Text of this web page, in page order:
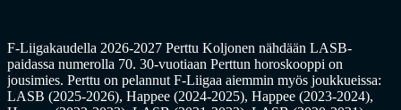
F-Liigakaudella 2026-2027 Perttu Koljonen nähdään LASB-
paidassa numerolla 70. 30-vuotiaan Perttun horoskooppi on
jousimies. Perttu on pelannut F-Liigaa aiemmin myös joukkueissa:
LASB (2025-2026), Happee (2024-2025), Happee (2023-2024),